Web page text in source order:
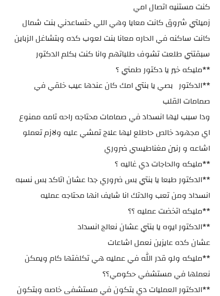
كنت مستنيه اتصال امي
زميلتي شروق كانت معايا وهي اللي حتساعدني بنت شمال
كانت ساكنه في الحاره معانا بنت لعوب كده وبتشاغل الزباين
سبقتني طلعت تشوف طلباتهم وانا كنت بكلم الدكتور
**مليكه خير يا دكتور طمني ؟
**الدكتور بصي يا بنتي امك كان عندها عيب خلقي في
صمامات القلب
ودا سبب ليها انسداد في صمامات محتاجه راحه تامه ممنوع
اي مجهود خالص حاطلع ليها علاج تمشي عليه ولازم تعملو
اشاعه و رنين مغناطيسي ضروري
**مليكه والحاجات دي غاليه ؟
**الدكتور طبعا يا بنتي بس ضروري جدا عشان اتاكد بس نسبه
انسداد ومن تعب والدتك انا شايف انها محتاجه عمليه
**مليكه اتخضت عمليه ؟؟
**الدكتور ايوه يا بنتي عشان نعالج انسداد
عشان كده عايزين نعمل اشاعات
**مليكه ولو قدر الله في عمليه هي تكلفتها كام ويمكن
نعملها في مستشفي حكومي؟؟
**الدكتور العمليات دي بتكون في مستشفى خاصه وبتكون